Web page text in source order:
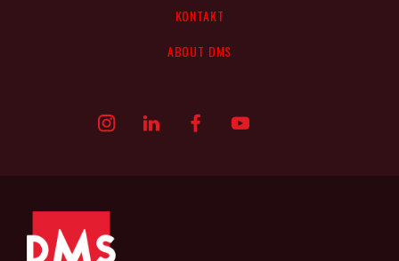
KONTAKT
ABOUT DMS